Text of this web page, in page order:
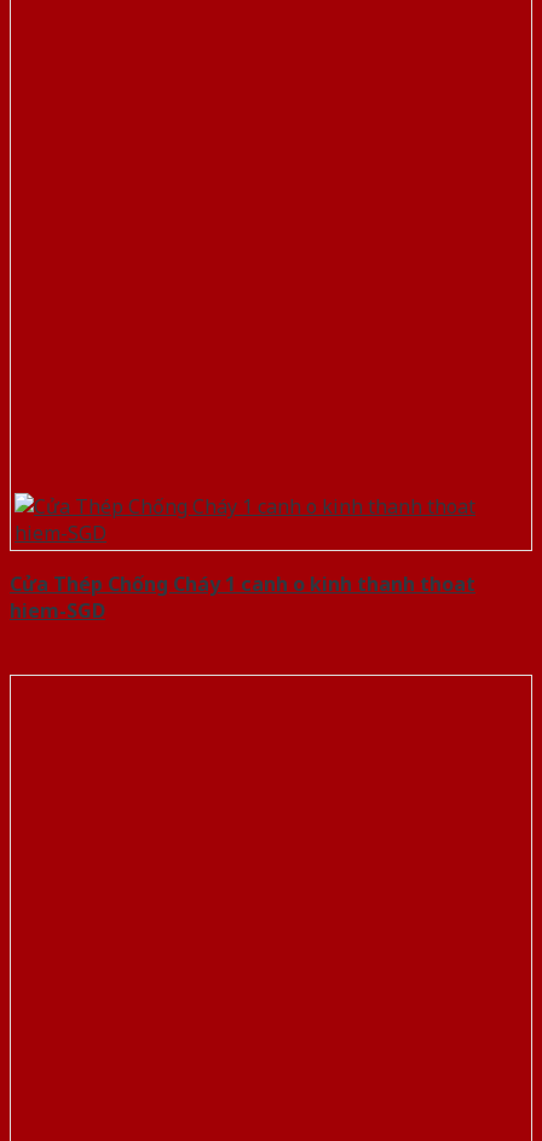
Cửa Thép Chống Cháy 1 canh o kinh thanh thoat
hiem-SGD